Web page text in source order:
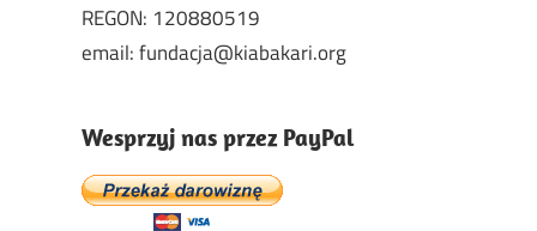
REGON: 120880519
email: fundacja@kiabakari.org
Wesprzyj nas przez PayPal